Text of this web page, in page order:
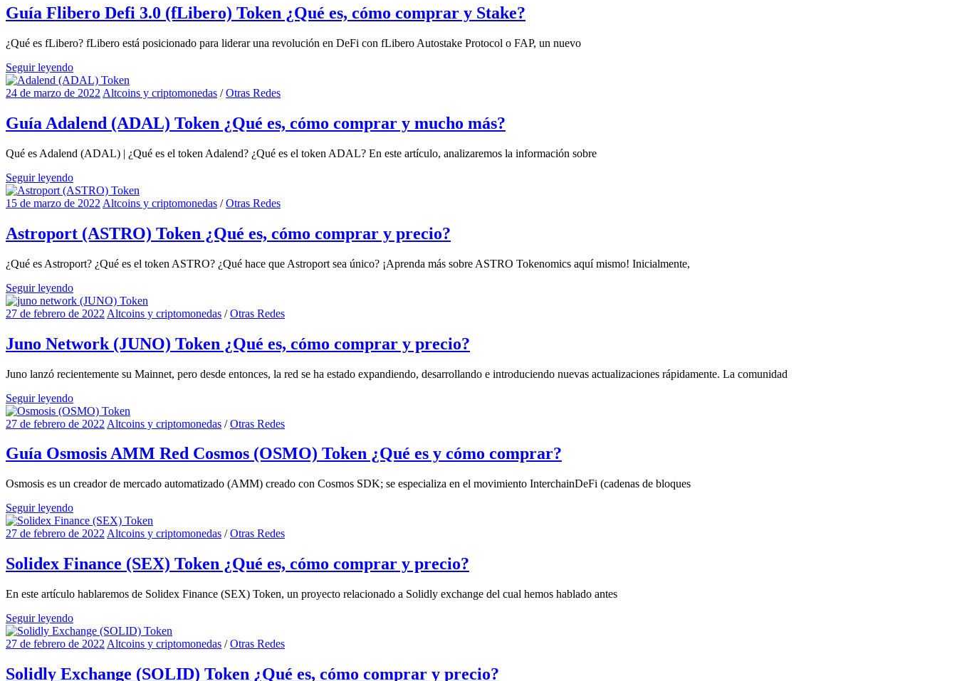
Guía Flibero Defi 3.0 (fLibero) Token ¿Qué es, cómo comprar y Stake?
¿Qué es fLibero? fLibero está posicionado para liderar una revolución en DeFi con fLibero Autostake Protocol o FAP, un nuevo
Seguir leyendo
24 de marzo de 2022 Altcoins y criptomonedas /Otras Redes
Guía Adalend (ADAL) Token ¿Qué es, cómo comprar y mucho más?
Qué es Adalend (ADAL) | ¿Qué es el token Adalend? ¿Qué es el token ADAL? En este artículo, analizaremos la información sobre
Seguir leyendo
15 de marzo de 2022 Altcoins y criptomonedas /Otras Redes
Astroport (ASTRO) Token ¿Qué es, cómo comprar y precio?
¿Qué es Astroport? ¿Qué es el token ASTRO? ¿Qué hace que Astroport sea único? ¡Aprenda más sobre ASTRO Tokenomics aquí mismo! Inicialmente,
Seguir leyendo
27 de febrero de 2022 Altcoins y criptomonedas /Otras Redes
Juno Network (JUNO) Token ¿Qué es, cómo comprar y precio?
Juno lanzó recientemente su Mainnet, pero desde entonces, la red se ha estado expandiendo, desarrollando e introduciendo nuevas actualizaciones rápidamente. La comunidad
Seguir leyendo
27 de febrero de 2022 Altcoins y criptomonedas /Otras Redes
Guía Osmosis AMM Red Cosmos (OSMO) Token ¿Qué es y cómo comprar?
Osmosis es un creador de mercado automatizado (AMM) creado con Cosmos SDK; se especializa en el movimiento InterchainDeFi (cadenas de bloques
Seguir leyendo
27 de febrero de 2022 Altcoins y criptomonedas /Otras Redes
Solidex Finance (SEX) Token ¿Qué es, cómo comprar y precio?
En este artículo hablaremos de Solidex Finance (SEX) Token, un proyecto relacionado a Solidly exchange del cual hemos hablado antes
Seguir leyendo
27 de febrero de 2022 Altcoins y criptomonedas /Otras Redes
Solidly Exchange (SOLID) Token ¿Qué es, cómo comprar y precio?